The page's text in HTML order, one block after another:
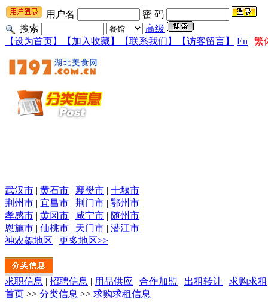
用户名
密 码
搜索
高级
【设为首页】
【加入收藏】 【联系我们】 【访客留言】 En | 繁
武汉市 | 黄石市 | 襄樊市 | 十堰市
荆州市 | 宜昌市 | 荆门市 | 鄂州市
孝感市 | 黄冈市 | 咸宁市 | 随州市
恩施市 | 仙桃市 | 天门市 | 潜江市
神农架地区 | 更多地区>>
求职信息 | 招聘信息 | 用品供应 | 合作加盟 | 出租转让 | 求购求租
首页 >> 分类信息 >> 求购求租信息